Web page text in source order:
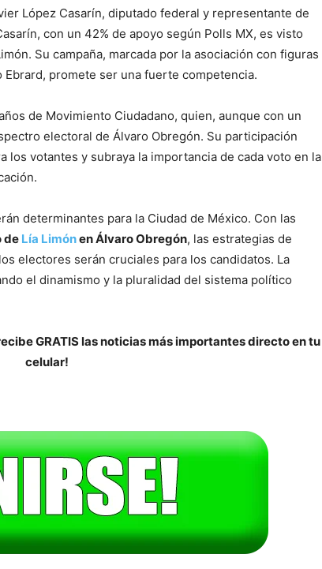
López Casarín, diputado federal y representante de
con un 42% de apoyo según Polls MX, es visto
Su campaña, marcada por la asociación con figuras
promete ser una fuerte competencia.
de Movimiento Ciudadano, quien, aunque con un
electoral de Álvaro Obregón. Su participación
los votantes y subraya la importancia de cada voto en la
determinantes para la Ciudad de México. Con las
de Lía Limónen Álvaro Obregón, las estrategias de
electores serán cruciales para los candidatos. La
el dinamismo y la pluralidad del sistema político
GRATIS las noticias más importantes directo en tu
celular!